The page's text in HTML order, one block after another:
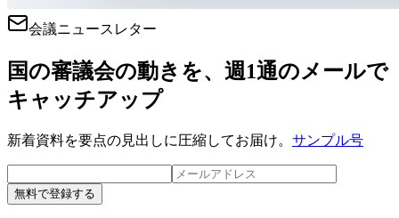
会議ニュースレター
国の審議会の動きを、週1通のメールで
キャッチアップ
新着資料を要点の見出しに圧縮してお届け。 サンプル号
無料で登録する